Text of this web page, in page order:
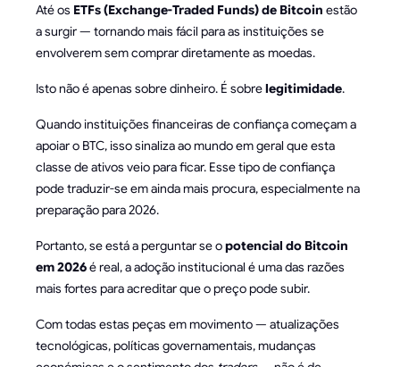
Até os ETFs (Exchange-Traded Funds) de Bitcoin estão
a surgir — tornando mais fácil para as instituições se
envolverem sem comprar diretamente as moedas.
Isto não é apenas sobre dinheiro. É sobrelegitimidade.
Quando instituições financeiras de confiança começam a
apoiar o BTC, isso sinaliza ao mundo em geral que esta
classe de ativos veio para ficar. Esse tipo de confiança
pode traduzir-se em ainda mais procura, especialmente na
preparação para 2026.
Portanto, se está a perguntar se opotencial do Bitcoin
em 2026é real, a adoção institucional é uma das razões
mais fortes para acreditar que o preço pode subir.
Com todas estas peças em movimento — atualizações
tecnológicas, políticas governamentais, mudanças